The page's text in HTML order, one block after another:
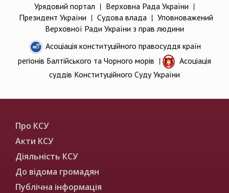
Урядовий портал | Верховна Рада України |
Президент України | Судова влада| Уповноважений
Верховної Ради України з прав людини
Асоціація конституційного правосуддя країн
регіонів Балтійського та Чорного морів |
Асоціація
суддів Конституційного Суду України
Про КСУ
Акти КСУ
Діяльність КСУ
До відома громадян
Публічна інформація